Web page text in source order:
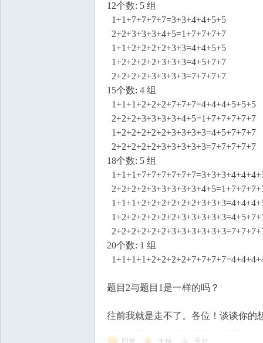
12个数: 5 组
1+1+7+7+7+7=3+3+4+4+5+5
2+2+3+3+3+4+5=1+7+7+7+7
1+1+2+2+2+2+3+3=4+4+5+5
1+2+2+2+2+3+3+3=4+5+7+7
2+2+2+2+3+3+3+3=7+7+7+7
15个数: 4 组
1+1+1+2+2+2+7+7+7=4+4+4+5+5+5
2+2+2+3+3+3+3+4+5=1+7+7+7+7+7
1+2+2+2+2+2+3+3+3+3=4+5+7+7+7
2+2+2+2+2+3+3+3+3+3=7+7+7+7+7
18个数: 5 组
20个数: 1 组
题目2与题目1是一样的吗？
往前我就是走不了。各位！谈谈你的
回复 支持 反对